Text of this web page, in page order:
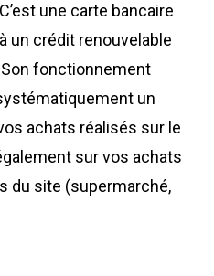
C’est une carte bancaire
un crédit renouvelable
Son fonctionnement
un
achats réalisés sur le
sur vos achats
du site (supermarché,